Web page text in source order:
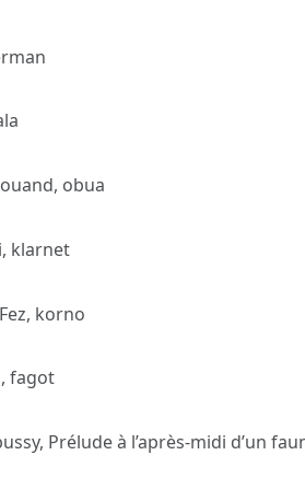
obua
klarnet
korno
fagot
Prélude à l’après-midi d’un